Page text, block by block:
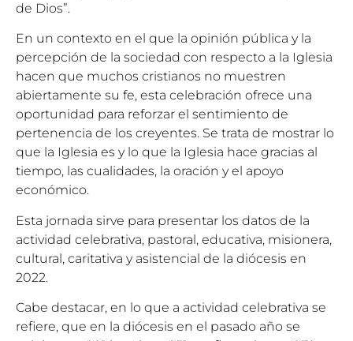
de Dios”.
En un contexto en el que la opinión pública y la
percepción de la sociedad con respecto a la Iglesia
hacen que muchos cristianos no muestren
abiertamente su fe, esta celebración ofrece una
oportunidad para reforzar el sentimiento de
pertenencia de los creyentes. Se trata de mostrar lo
que la Iglesia es y lo que la Iglesia hace gracias al
tiempo, las cualidades, la oración y el apoyo
económico.
Esta jornada sirve para presentar los datos de la
actividad celebrativa, pastoral, educativa, misionera,
cultural, caritativa y asistencial de la diócesis en
2022.
Cabe destacar, en lo que a actividad celebrativa se
refiere, que en la diócesis en el pasado año se